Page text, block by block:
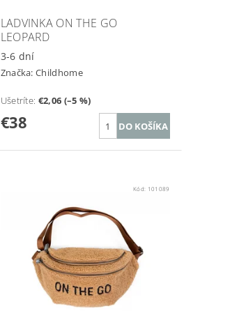
LADVINKA ON THE GO
LEOPARD
3-6 dní
Značka:Childhome
Ušetríte: €2,06 (–5 %)
€38
Kód: 101089